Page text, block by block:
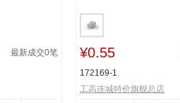
最新成交0笔 ¥0.55
172169-1
工高连城特价旗舰总店